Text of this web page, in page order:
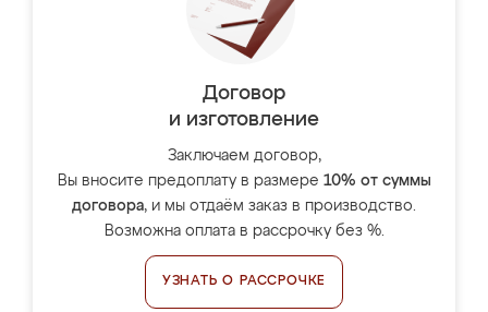
Договор
и изготовление
Заключаем договор,
Вы вносите предоплату в размере 10% от суммы
договора, и мы отдаём заказ в производство.
Возможна оплата в рассрочку без %.
УЗНАТЬ О РАССРОЧКЕ